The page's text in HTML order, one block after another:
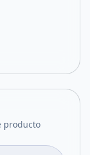
producto